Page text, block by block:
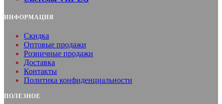
ИНФОРМАЦИЯ
Скидка
Оптовые продажи
Розничные продажи
Доставка
Контакты
Политика конфиденциальности
ПОЛЕЗНОЕ